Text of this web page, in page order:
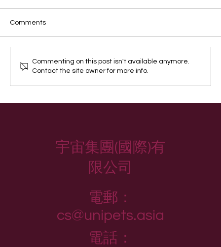
Comments
Commenting on this post isn't available anymore.
Contact the site owner for more info.
宇宙集團(國際)有
限公司
電郵：
cs@unipets.asia
電話：